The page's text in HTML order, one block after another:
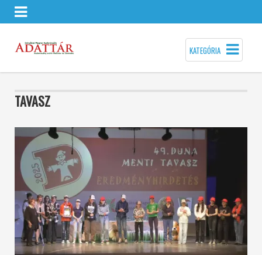
KATEGÓRIA
TAVASZ